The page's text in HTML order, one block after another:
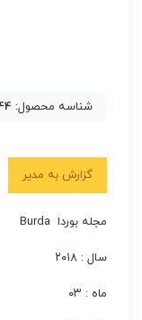
شناسه محصول:
گزارش به مدیر
مجله بوردا Burda
سال : ۲۰۱۸
ماه : ۰۳